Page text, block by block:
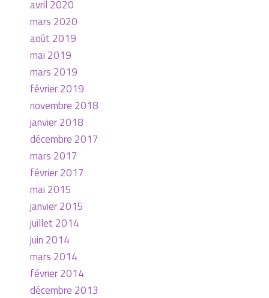
avril 2020
mars 2020
août 2019
mai 2019
mars 2019
février 2019
novembre 2018
janvier 2018
décembre 2017
mars 2017
février 2017
mai 2015
janvier 2015
juillet 2014
juin 2014
mars 2014
février 2014
décembre 2013